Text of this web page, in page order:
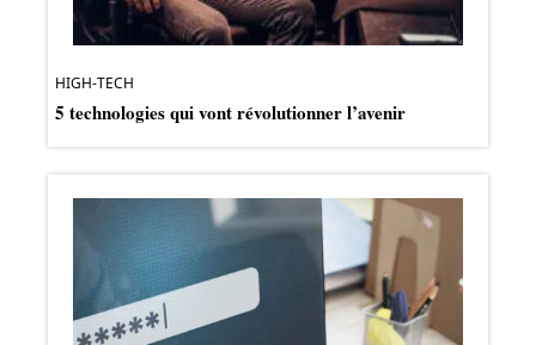
HIGH-TECH
5 technologies qui vont révolutionner l’avenir